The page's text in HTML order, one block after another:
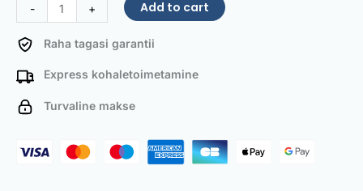
-
+
Add to cart
Raha tagasi garantii
Express kohaletoimetamine
Turvaline makse